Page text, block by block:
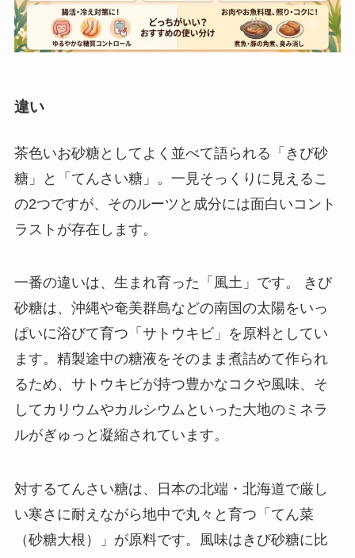
違い
茶色いお砂糖としてよく並べて語られる「きび砂
糖」と「てんさい糖」。一見そっくりに見えるこ
の2つですが、そのルーツと成分には面白いコント
ラストが存在します。
一番の違いは、生まれ育った「風土」です。 きび
砂糖は、沖縄や奄美群島などの南国の太陽をいっ
ぱいに浴びて育つ「サトウキビ」を原料としてい
ます。精製途中の糖液をそのまま煮詰めて作られ
るため、サトウキビが持つ豊かなコクや風味、そ
してカリウムやカルシウムといった大地のミネラ
ルがぎゅっと凝縮されています。
対するてんさい糖は、日本の北端・北海道で厳し
い寒さに耐えながら地中で丸々と育つ「てん菜
（砂糖大根）」が原料です。風味はきび砂糖に比